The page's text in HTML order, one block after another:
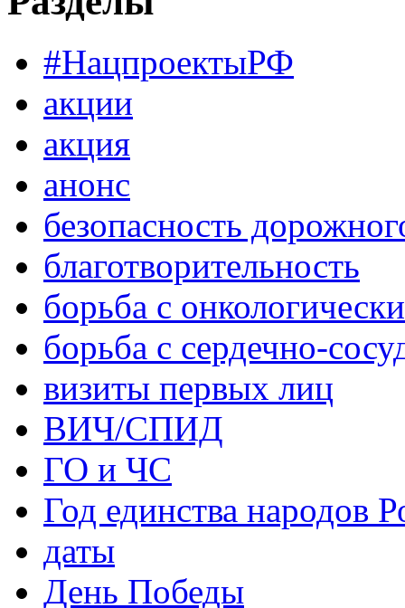
#НацпроектыРФ
акции
акция
анонс
безопасность
благотворительность
борьба с
борьба с сердечно-
визиты первых лиц
ВИЧ/СПИД
ГО и ЧС
Год единства народов
даты
День Победы